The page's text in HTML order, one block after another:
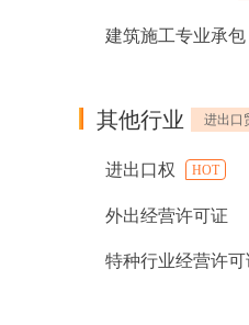
建筑施工专业承包
其他行业 进出口
进出口权 HOT
外出经营许可证
特种行业经营许可